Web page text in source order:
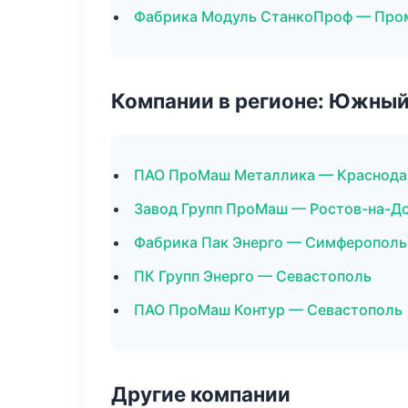
Фабрика Модуль СтанкоПроф —
Компании в регионе:
ПАО ПроМаш Металлика —
Завод Групп ПроМаш — Ростов-на-
Фабрика Пак Энерго — Симферополь
ПК Групп Энерго — Севастополь
ПАО ПроМаш Контур — Севастополь
Другие компании